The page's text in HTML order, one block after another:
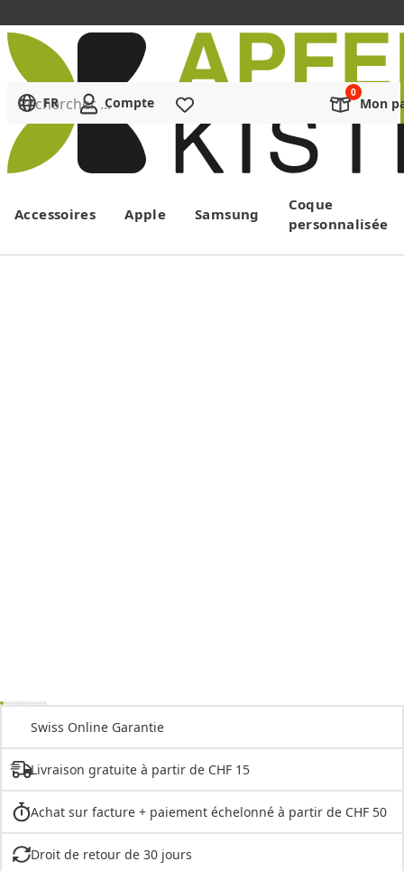
Menu
Rechercher ...
FR Compte Mon
Accessoires Apple Samsung
Coque
personnalisée
Swiss Online Garantie
Livraison gratuite à partir de CHF 15
Achat sur facture + paiement échelonné à partir de CHF 50
Droit de retour de 30 jours